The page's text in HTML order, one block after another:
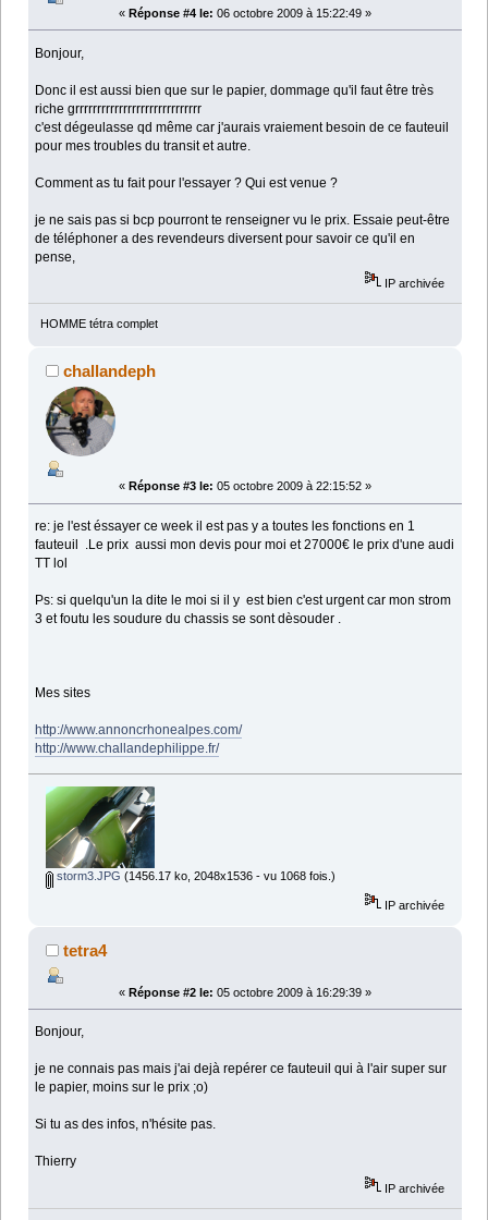
« Réponse #4 le: 06 octobre 2009 à 15:22:49 »
Bonjour,
Donc il est aussi bien que sur le papier, dommage qu'il faut être très
riche grrrrrrrrrrrrrrrrrrrrrrrrrrrrr
c'est dégeulasse qd même car j'aurais vraiement besoin de ce fauteuil
pour mes troubles du transit et autre.
Comment as tu fait pour l'essayer ? Qui est venue ?
je ne sais pas si bcp pourront te renseigner vu le prix. Essaie peut-être
de téléphoner a des revendeurs diversent pour savoir ce qu'il en
pense,
IP archivée
HOMME tétra complet
challandeph
« Réponse #3 le: 05 octobre 2009 à 22:15:52 »
re: je l'est éssayer ce week il est pas y a toutes les fonctions en 1
fauteuil .Le prix aussi mon devis pour moi et 27000€ le prix d'une audi
TT lol
Ps: si quelqu'un la dite le moi si il y est bien c'est urgent car mon strom
3 et foutu les soudure du chassis se sont dèsouder .
Mes sites
http://www.annoncrhonealpes.com/
http://www.challandephilippe.fr/
storm3.JPG (1456.17 ko, 2048x1536 - vu 1068 fois.)
IP archivée
tetra4
« Réponse #2 le: 05 octobre 2009 à 16:29:39 »
Bonjour,
je ne connais pas mais j'ai dejà repérer ce fauteuil qui à l'air super sur
le papier, moins sur le prix ;o)
Si tu as des infos, n'hésite pas.
Thierry
IP archivée